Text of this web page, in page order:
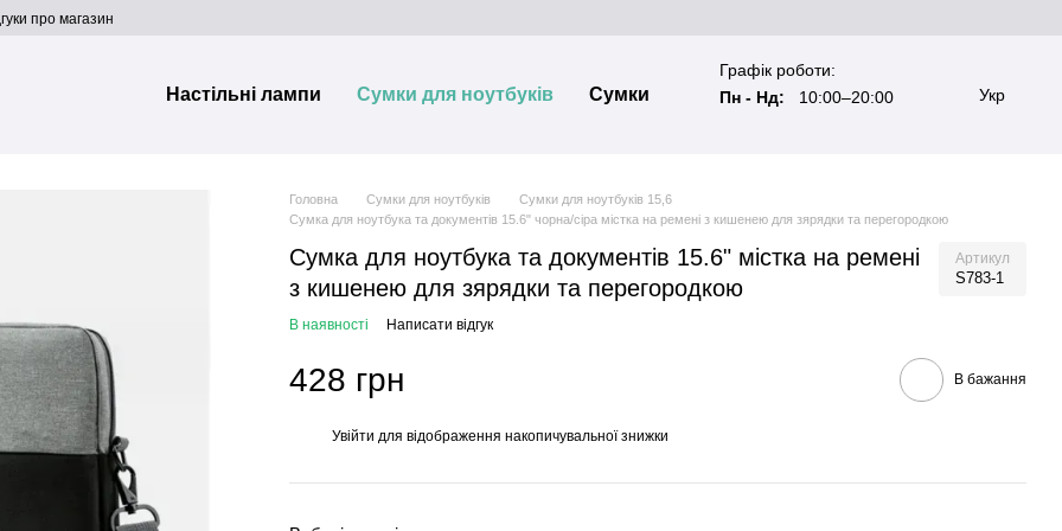
про магазин
Настільні лампи Сумки для ноутбуків Сумки
Графік роботи:
Пн - Нд:
10:00–20:00 Укр
Головна Сумки для ноутбуків
Сумки для ноутбуків 15,6
Сумка для ноутбука та документів 15.6" чорна/сіра містка на ремені з кишенею для зярядки та перегородкою
Сумка для ноутбука та документів 15.6" містка на ремені
з кишенею для зярядки та перегородкою
Артикул
S783-1
В наявності Написати відгук
428 грн В бажання
Увійти для відображення накопичувальної знижки